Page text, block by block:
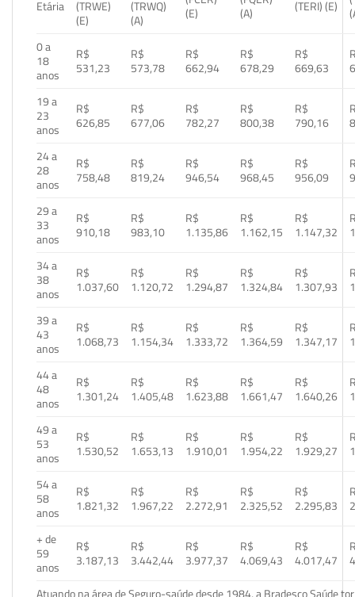
Etária
(TRWE)
(E)
(TRWQ)
(A)
(E)
(A)
(TERI) (E)
0 a
18
anos
R$
531,23
R$
573,78
R$
662,94
R$
678,29
R$
669,63
19 a
23
anos
R$
626,85
R$
677,06
R$
782,27
R$
800,38
R$
790,16
24 a
28
anos
R$
758,48
R$
819,24
R$
946,54
R$
968,45
R$
956,09
29 a
33
anos
R$
910,18
R$
983,10
R$
1.135,86
R$
1.162,15
R$
1.147,32
34 a
38
anos
R$
1.037,60
R$
1.120,72
R$
1.294,87
R$
1.324,84
R$
1.307,93
39 a
43
anos
R$
1.068,73
R$
1.154,34
R$
1.333,72
R$
1.364,59
R$
1.347,17
44 a
48
anos
R$
1.301,24
R$
1.405,48
R$
1.623,88
R$
1.661,47
R$
1.640,26
49 a
53
anos
R$
1.530,52
R$
1.653,13
R$
1.910,01
R$
1.954,22
R$
1.929,27
54 a
58
anos
R$
1.821,32
R$
1.967,22
R$
2.272,91
R$
2.325,52
R$
2.295,83
+ de
59
anos
R$
3.187,13
R$
3.442,44
R$
3.977,37
R$
4.069,43
R$
4.017,47